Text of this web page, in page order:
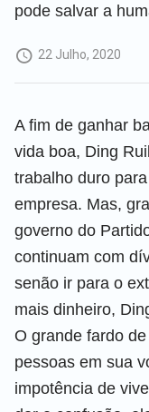
pode salvar a
22 Julho, 2020
A fim de ganhar
vida boa, Ding
trabalho duro
empresa. Mas,
governo do
continuam com
senão ir para o
mais dinheiro,
O grande fardo
pessoas em sua
impotência de